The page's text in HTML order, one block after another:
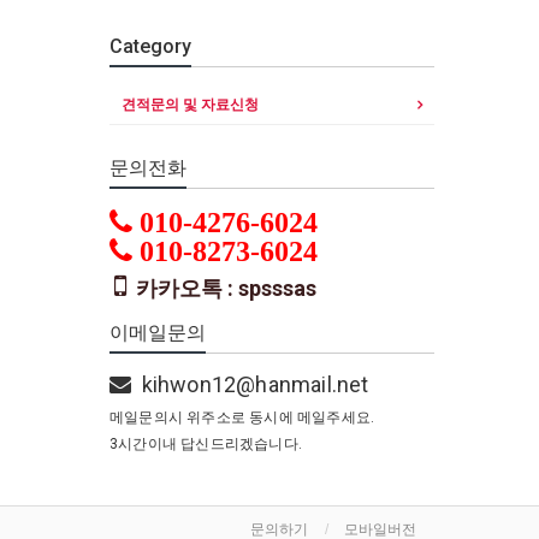
Category
견적문의 및 자료신청
문의전화
010-4276-6024
010-8273-6024
카카오톡 : spsssas
이메일문의
kihwon12@hanmail.net
메일문의시 위주소로 동시에 메일주세요.
3시간이내 답신드리겠습니다.
문의하기 모바일버전